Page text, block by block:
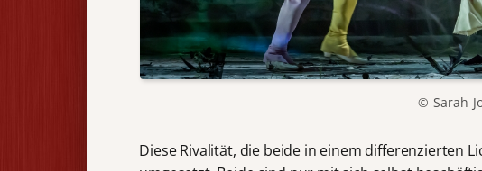
© Sarah
Diese Rivalität, die beide in einem differenzierten